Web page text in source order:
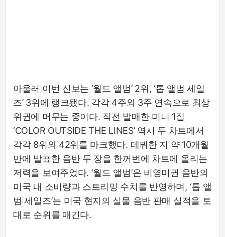
아울러 이번 신보는 ‘월드 앨범’ 2위, ‘톱 앨범 세일
즈’ 3위에 랭크됐다. 각각 4주와 3주 연속으로 최상
위권에 머무는 중이다. 직전 발매한 미니 1집
‘COLOR OUTSIDE THE LINES’ 역시 두 차트에서
각각 8위와 42위를 마크했다. 데뷔한 지 약 10개월
만에 발표한 음반 두 장을 한꺼번에 차트에 올리는
저력을 보여주었다. ‘월드 앨범’은 비영미권 음반의
미국 내 소비량과 스트리밍 수치를 반영하며, ‘톱 앨
범 세일즈’는 미국 현지의 실물 음반 판매 실적을 토
대로 순위를 매긴다.